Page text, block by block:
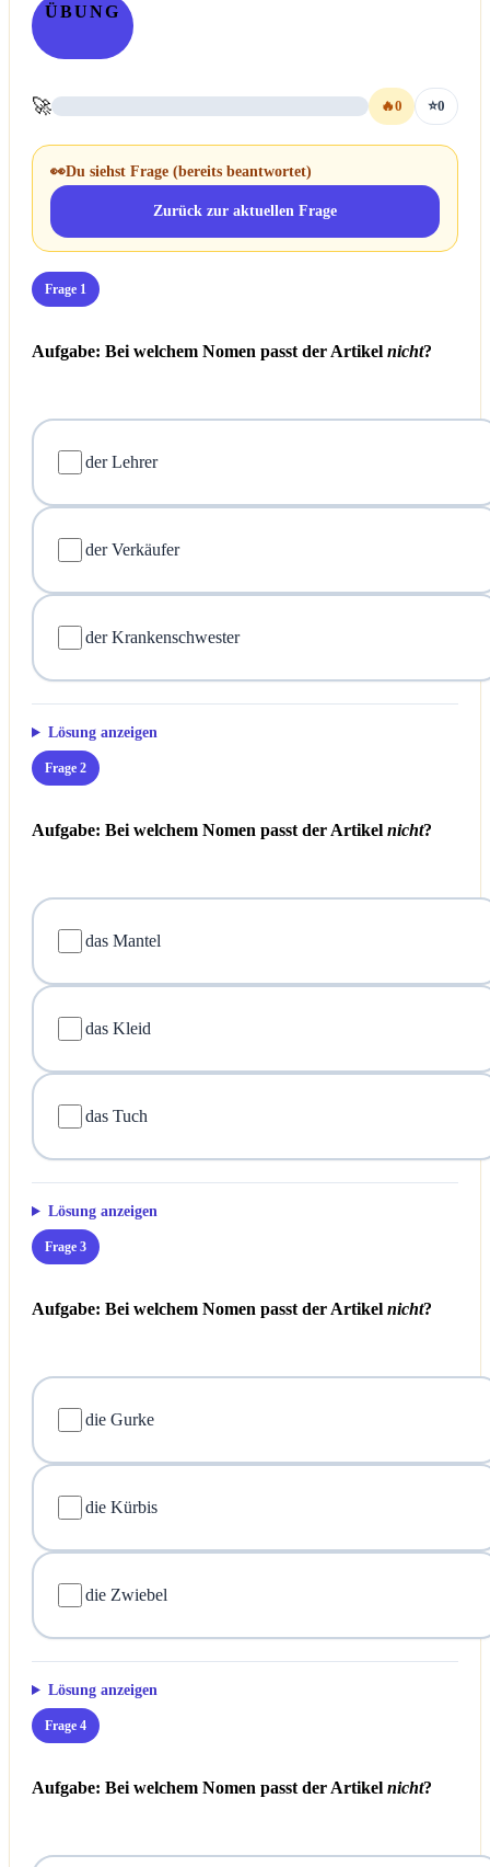
ÜBUNG
🚀 🔥0 ⭐0
👀Du siehst Frage (bereits beantwortet)
Zurück zur aktuellen Frage
Frage 1
Aufgabe: Bei welchem Nomen passt der Artikel nicht?
der Lehrer
der Verkäufer
der Krankenschwester
Lösung anzeigen
Frage 2
Aufgabe: Bei welchem Nomen passt der Artikel nicht?
das Mantel
das Kleid
das Tuch
Lösung anzeigen
Frage 3
Aufgabe: Bei welchem Nomen passt der Artikel nicht?
die Gurke
die Kürbis
die Zwiebel
Lösung anzeigen
Frage 4
Aufgabe: Bei welchem Nomen passt der Artikel nicht?